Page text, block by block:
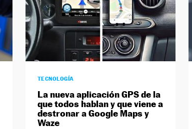
TECNOLOGÍA
La nueva aplicación GPS de la
que todos hablan y que viene a
destronar a Google Maps y
Waze